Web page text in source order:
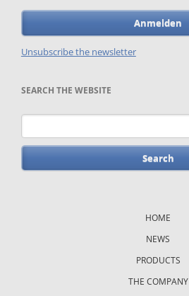
Anmelden
Unsubscribe the newsletter
SEARCH THE WEBSITE
Keywords
HOME
NEWS
PRODUCTS
THE COMPANY